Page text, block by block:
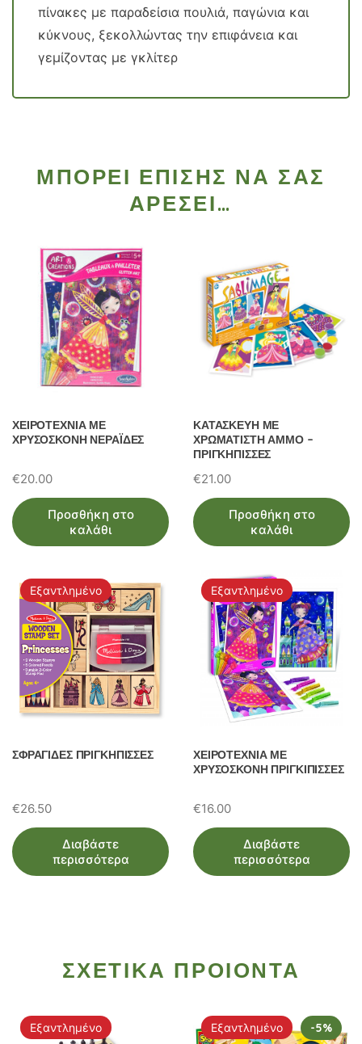
πίνακες με παραδείσια πουλιά, παγώνια και
κύκνους, ξεκολλώντας την επιφάνεια και
γεμίζοντας με γκλίτερ
ΜΠΟΡΕΊ ΕΠΊΣΗΣ ΝΑ ΣΑΣ
ΑΡΈΣΕΙ…
ΧΕΙΡΟΤΕΧΝΙΑ ΜΕ
ΧΡΥΣΟΣΚΟΝΗ ΝΕΡΑΪΔΕΣ
€20.00
Προσθήκη στο
καλάθι
ΚΑΤΑΣΚΕΥΗ ΜΕ
ΧΡΩΜΑΤΙΣΤΗ ΑΜΜΟ –
ΠΡΙΓΚΗΠΙΣΣΕΣ
€21.00
Προσθήκη στο
καλάθι
Εξαντλημένο
ΣΦΡΑΓΙΔΕΣ ΠΡΙΓΚΗΠΙΣΣΕΣ
€26.50
Διαβάστε
περισσότερα
Εξαντλημένο
ΧΕΙΡΟΤΕΧΝΙΑ ΜΕ
ΧΡΥΣΟΣΚΟΝΗ ΠΡΙΓΚΙΠΙΣΣΕΣ
€16.00
Διαβάστε
περισσότερα
ΣΧΕΤΙΚΑ ΠΡΟΙΟΝΤΑ
Εξαντλημένο Εξαντλημένο -5%